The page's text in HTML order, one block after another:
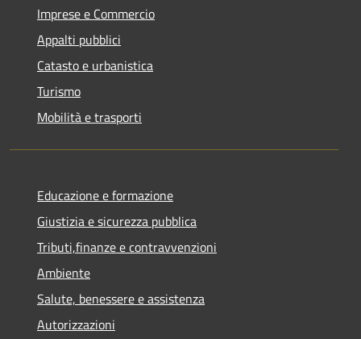
Imprese e Commercio
Appalti pubblici
Catasto e urbanistica
Turismo
Mobilità e trasporti
Educazione e formazione
Giustizia e sicurezza pubblica
Tributi,finanze e contravvenzioni
Ambiente
Salute, benessere e assistenza
Autorizzazioni